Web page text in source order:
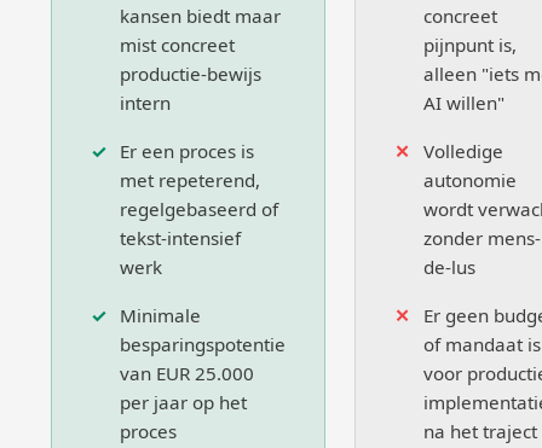
kansen biedt maar
mist concreet
productie-bewijs
intern
Er een proces is
met repeterend,
regelgebaseerd of
tekst-intensief
werk
Minimale
besparingspotentie
van EUR 25.000
per jaar op het
proces
concreet
pijnpunt is,
alleen "iets
AI willen"
Volledige
autonomie
wordt
zonder
de-lus
Er geen
of mandaat is
voor
na het traject